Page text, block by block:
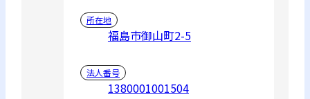
所在地
福島市御山町2-5
法人番号
1380001001504